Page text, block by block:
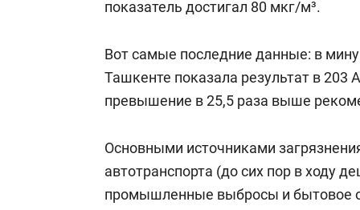
показатель достигал 80 мкг/м³.
Вот самые последние данные: в
Ташкенте показала результат в 203
превышение в 25,5 раза выше
Основными источниками
автотранспорта (до сих пор в ходу
промышленные выбросы и бытовое